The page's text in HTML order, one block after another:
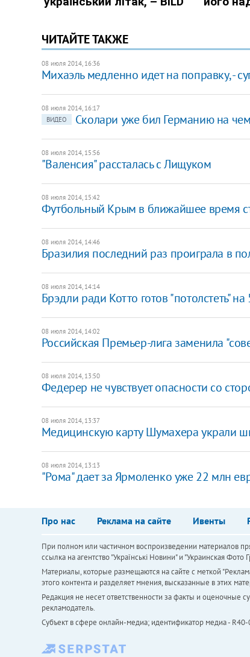
ЧИТАЙТЕ ТАКЖЕ
08 июля 2014, 16:36
Михаэль медленно идет на поправку, -
08 июля 2014, 16:17
ВИДЕО
Сколари уже бил Германию на
08 июля 2014, 15:56
"Валенсия" рассталась с Лищуком
08 июля 2014, 15:42
Футбольный Крым в ближайшее время
08 июля 2014, 14:46
Бразилия последний раз проиграла в
08 июля 2014, 14:14
Брэдли ради Котто готов "потолстеть"
08 июля 2014, 14:02
Российская Премьер-лига заменила
08 июля 2014, 13:50
Федерер не чувствует опасности со
08 июля 2014, 13:37
Медицинскую карту Шумахера украли
08 июля 2014, 13:13
"Рома" дает за Ярмоленко уже 22 млн
Про нас Реклама на сайте Ивенты
При полном или частичном воспроизведении материалов
ссылка на агентство "Українськi Новини" и "Украинская Фото
Материалы, которые размещаются на сайте с меткой
этого контента и разделяет мнения, высказанные в этих
Редакция не несет ответственности за факты и оценочные
рекламодатель.
Субъект в сфере онлайн-медиа; идентификатор медиа -